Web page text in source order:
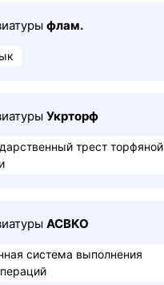
флам.
Укрторф
трест торфяной
АСВКО
система выполнения